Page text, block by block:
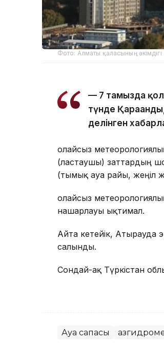
Фото: Алматы қаласының әкімдігі
— 7 тамызда
түнде
делінген
Қолайсыз
(ластаушы) заттардың
(тымық ауа райы, жеңіл
Қолайсыз
нашарлауы ықтимал.
Айта кетейік, Атырауда
салынды.
Сондай-ақ Түркістан
Ауа сапасы